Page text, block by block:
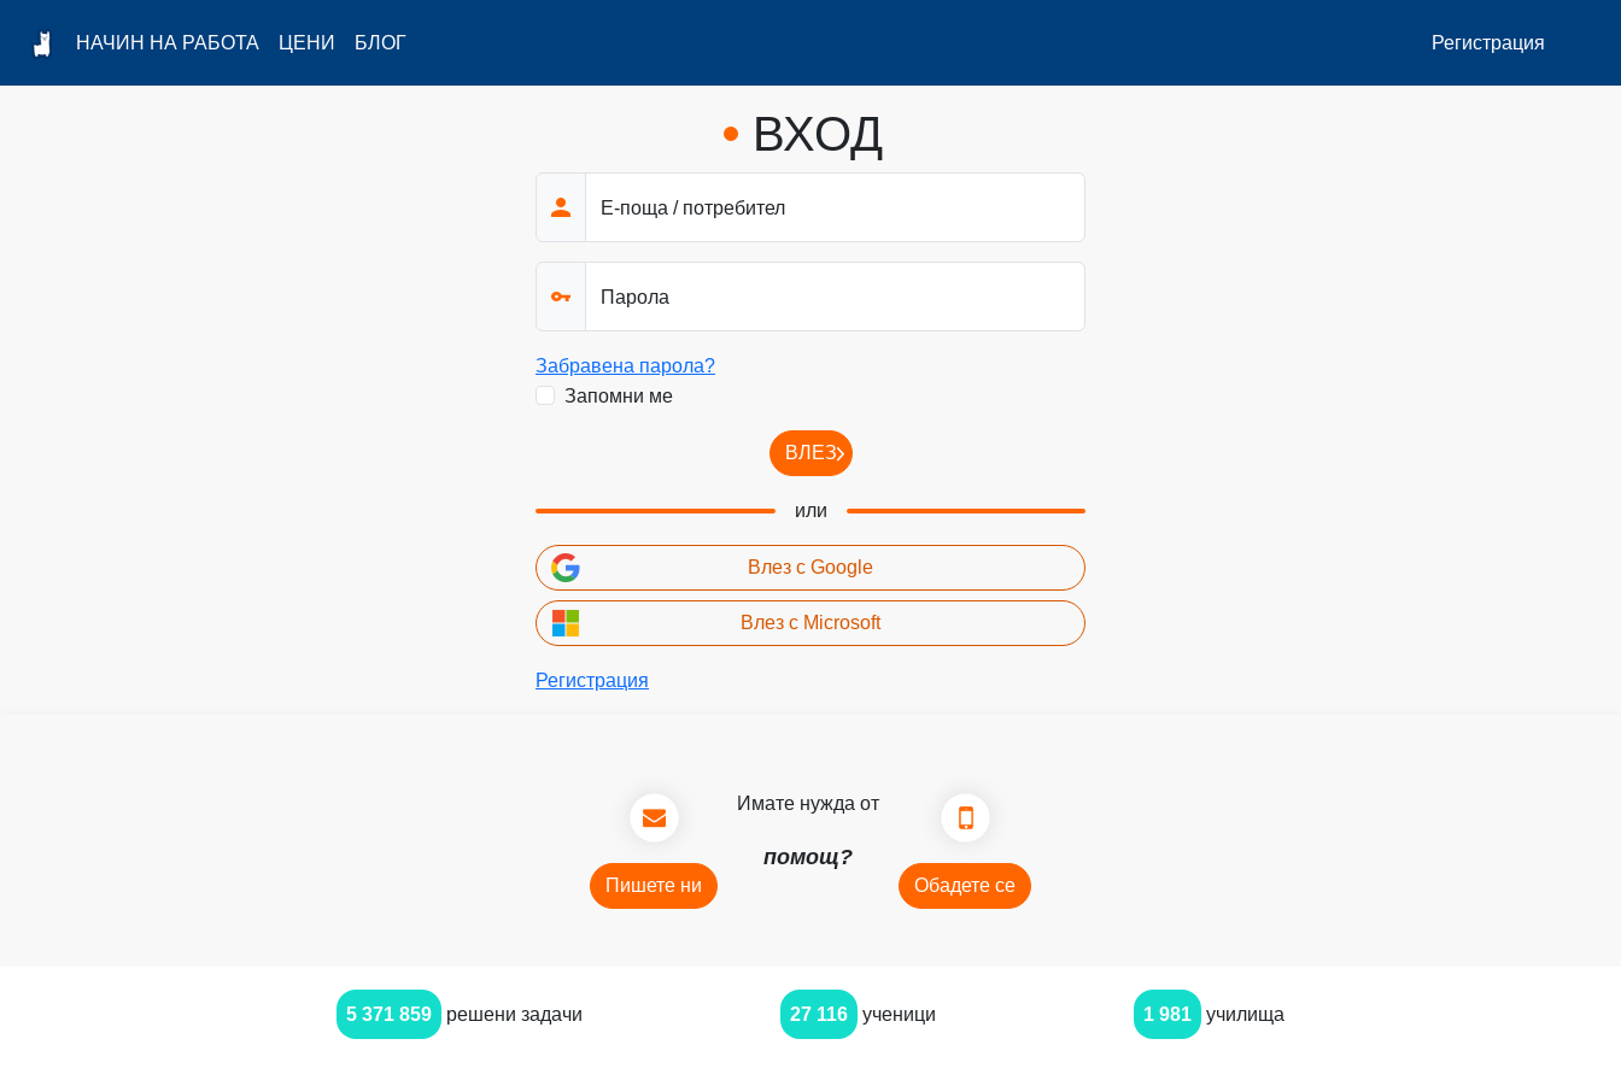
НАЧИН НА РАБОТА ЦЕНИ БЛОГ Регистрация
ВХОД
Е-поща / потребител
Парола
Забравена парола?
Запомни ме
ВЛЕЗ
или
Влез с Google
Влез с Microsoft
Регистрация
Пишете ни
Имате нужда от
помощ?
Обадете се
5 371 859 решени задачи 27 116 ученици 1 981 училища